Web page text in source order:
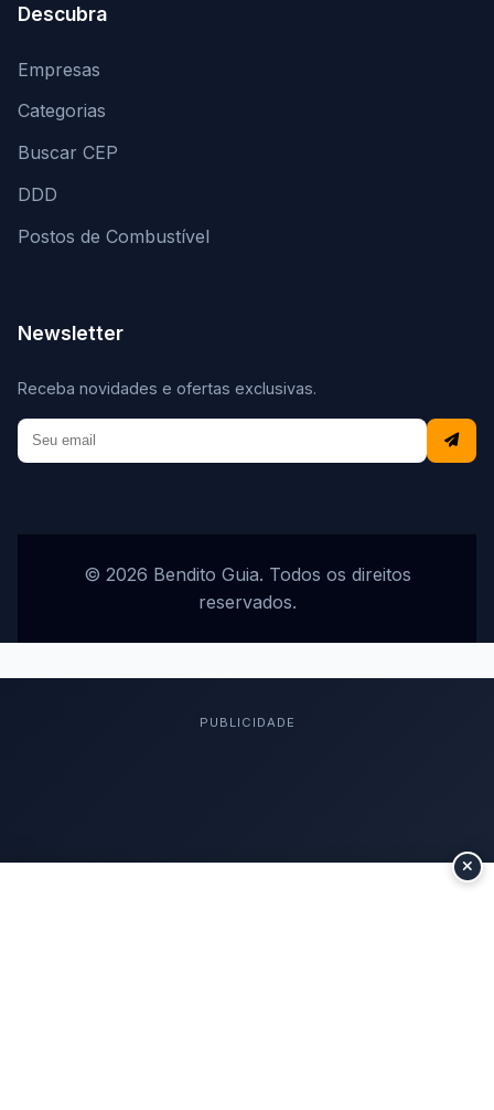
Descubra
Empresas
Categorias
Buscar CEP
DDD
Postos de Combustível
Newsletter
Receba novidades e ofertas exclusivas.
© 2026 Bendito Guia. Todos os direitos
reservados.